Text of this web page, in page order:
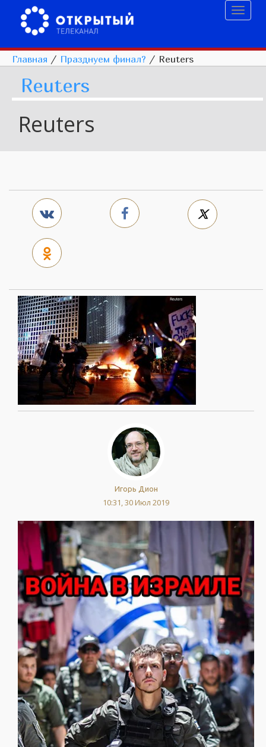
Главная / Празднуем финал? / Reuters
Reuters
Reuters
Игорь Дион
10:31, 30 Июл 2019